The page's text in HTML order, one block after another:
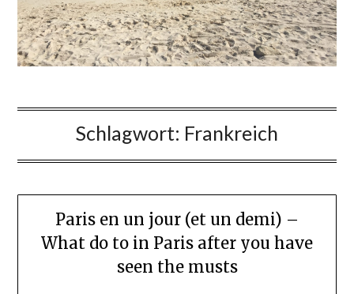
Schlagwort: Frankreich
Paris en un jour (et un demi) –
What do to in Paris after you have
seen the musts